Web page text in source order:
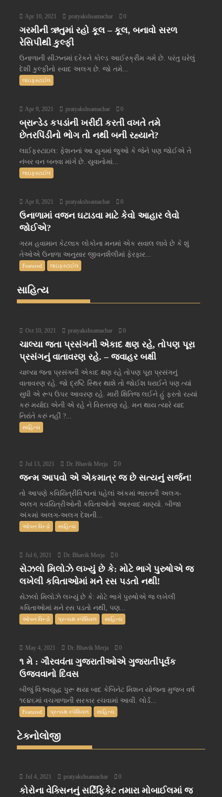
Apr 10, 2021 pratyakshsamachar 0
ગરમીની ઋતુમાં રહો કૂલ – કૂલ, બનાવો સરળ
રેસિપીથી કુલ્ફી
ઉનાળાની સીઝનમાં દરેકને કોલ્ડ આઈસ્ક્રીમ ગમે છે. પરંતુ ઘરેલું
દેશી કુલ્ફીનો સ્વાદ અલગ છે. જો તમે...
લાઇફસ્ટાઈલ
Apr 9, 2021 pratyakshsamachar 0
બ્રાન્ડેડ કપડાંની ખરીદી કરતી વખતે તમે
છેતરપિંડીનો ભોગ તો નથી બની રહ્યાને?
લાઈફસ્ટાઇલ: ફેશનનાં આ યુગમાં જુઓ કે જેને પણ જોઈએ તે
નંબર વન બનવા માંગે છે. યુવાનોમાં...
લાઇફસ્ટાઈલ
Apr 8, 2021 pratyakshsamachar 0
ઉનાળામાં વજન ઘટાડવા માટે કેવો આહાર લેવો
જોઈએ?
ગરમ હવામાન કેટલાક લોકોના મનમાં એક સવાલ લાવે છે કે શું
તેઓએ ઉનાળા અનુસાર જીવનશૈલીમાં ફેરફાર...
Featured લાઇફસ્ટાઈલ
સાહિત્ય
Oct 10, 2021 pratyakshsamachar 0
ચાલ્યા જતા પ્રસંગની એકાદ ક્ષણ રહે, તોપણ પૂરા
પ્રસંગનું વાતાવરણ રહે. – જવાહર બક્ષી
ચાલ્યા જતા પ્રસંગની એકાદ ક્ષણ રહે તોપણ પૂરા પ્રસંગનું
વાતાવરણ રહે. જો દ્રષ્ટિ સ્થિર થાશે તો જોઈશ ધરાઈને પણ ત્યાં
સુધી એ રૂપ ઉપર આવરણ રહે. મારી ક્ષિતિજ લઈને હું ફરતો રહ્યાં
કરું મર્યાદા એની એ રહે ને વિસ્તરણ રહે. મન થાય ત્યારે યાદ
નિરાંતે કરું નહીં ?...
સાહિત્ય
Jul 13, 2021 Dr. Bhavik Merja 0
જન્મ આપવો એ એકમાત્ર જ છે સત્યનું સર્જન!
તો આપણે કવિયિત્રીવિશ્વનાં પહેલાં અંકમાં ભારતની અલગ-
અલગ કવયિત્રીઓની કવિતાઓનો આસ્વાદ માણ્યો. બીજા
અંકમાં અલગ-અલગ દેશની...
ઓપન વિન્ડો સાહિત્ય
Jul 6, 2021 Dr. Bhavik Merja 0
સેઝલો મિલોઝે લખ્યું છે કે: મોટે ભાગે પુરુષોએ જ
લખેલી કવિતાઓમાં મને રસ પડતો નથી!
સેઝલો મિલોઝે લખ્યું છે કે: મોટે ભાગે પુરુષોએ જ લખેલી
કવિતાઓમાં મને રસ પડતો નથી, પણ...
ઓપન વિન્ડો પ્રત્યક્ષ સ્પેશિયલ સાહિત્ય
May 4, 2021 Dr. Bhavik Merja 0
૧ મે : ગૌરવવંતા ગુજરાતીઓએ ગુજરાતીપૂર્વક
ઉજવવાનો દિવસ
બીજું વિશ્ર્વયુદ્ધ પુરૂ થયા બાદ કેબિનેટ મિશન યોજના મુજબ વર્ષ
૧૯૪૬માં વચગાળાની સરકાર રચવામાં આવી. લોર્ડ...
Featured પ્રત્યક્ષ સ્પેશિયલ સાહિત્ય
ટેક્નોલોજી
Jul 4, 2021 pratyakshsamachar 0
કોરોના વેક્સિનનું સર્ટિફિકેટ તમારા મોબાઈલમાં જ